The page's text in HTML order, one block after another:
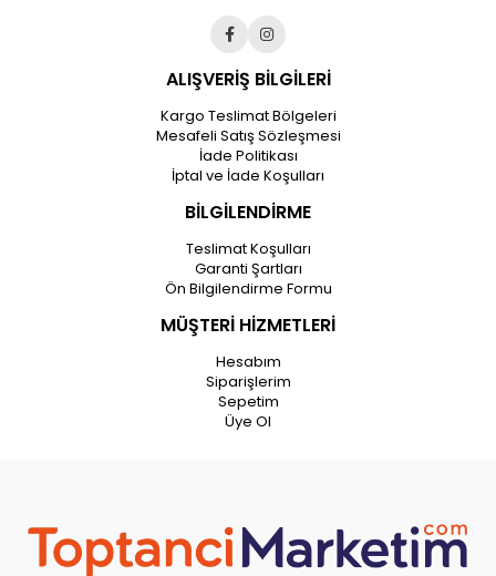
ALIŞVERİŞ BİLGİLERİ
Kargo Teslimat Bölgeleri
Mesafeli Satış Sözleşmesi
İade Politikası
İptal ve İade Koşulları
BİLGİLENDİRME
Teslimat Koşulları
Garanti Şartları
Ön Bilgilendirme Formu
MÜŞTERİ HİZMETLERİ
Hesabım
Siparişlerim
Sepetim
Üye Ol